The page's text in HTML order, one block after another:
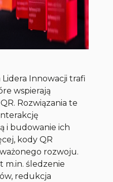
Innowacji trafi
wspierają
Rozwiązania te
i budowanie ich
kody QR
rozwoju.
m.in. śledzenie
redukcja